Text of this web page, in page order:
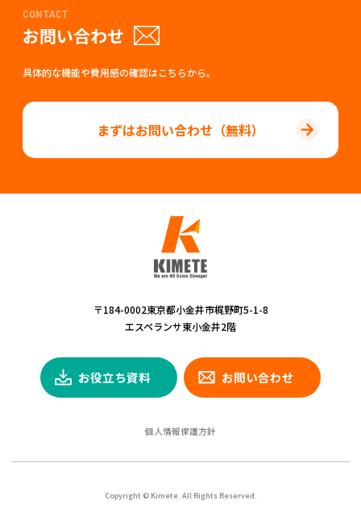
CONTACT
お問い合わせ
具体的な機能や費用感の確認はこちらから。
まずはお問い合わせ（無料）
〒184-0002東京都小金井市梶野町5-1-8
エスペランサ東小金井2階
お役立ち資料 お問い合わせ
個人情報保護方針
Copyright © Kimete. All Rights Reserved.